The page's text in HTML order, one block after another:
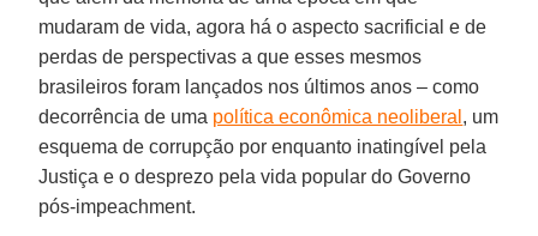
mudaram de vida, agora há o aspecto sacrificial e de
perdas de perspectivas a que esses mesmos
brasileiros foram lançados nos últimos anos – como
decorrência de uma política econômica neoliberal , um
esquema de corrupção por enquanto inatingível pela
Justiça e o desprezo pela vida popular do Governo
pós-impeachment.